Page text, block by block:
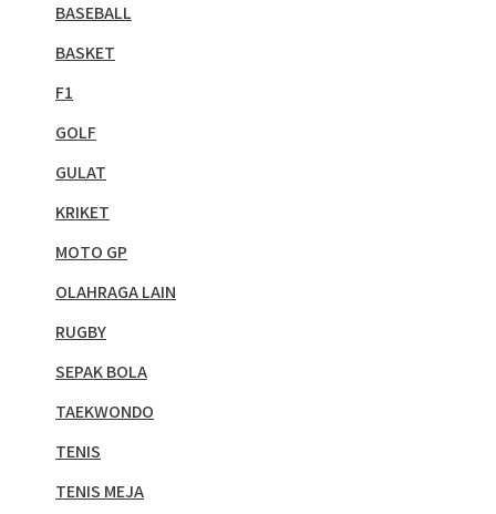
BASEBALL
BASKET
F1
GOLF
GULAT
KRIKET
MOTO GP
OLAHRAGA LAIN
RUGBY
SEPAK BOLA
TAEKWONDO
TENIS
TENIS MEJA